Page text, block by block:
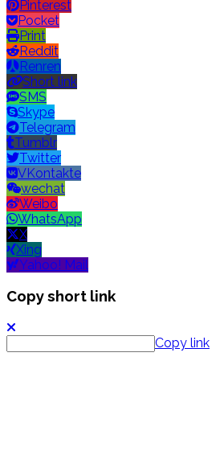
Pinterest
Pocket
Print
Reddit
Renren
Short link
SMS
Skype
Telegram
Tumblr
Twitter
VKontakte
wechat
Weibo
WhatsApp
X
Xing
Yahoo! Mail
Copy short link
Copy link